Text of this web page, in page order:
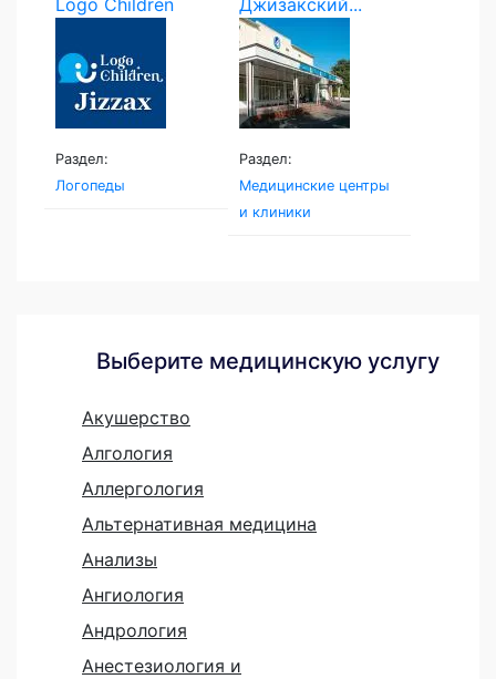
Logo Children
Раздел:
Логопеды
Джизакский...
Раздел:
Медицинские центры
и клиники
Выберите медицинскую услугу
Акушерство
Алгология
Аллергология
Альтернативная медицина
Анализы
Ангиология
Андрология
Анестезиология и